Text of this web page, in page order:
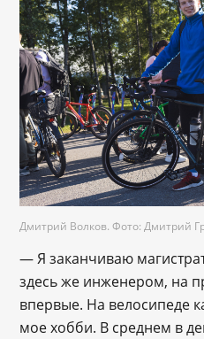
Дмитрий Волков. Фото: Дмитрий
— Я заканчиваю
здесь же инженером, на
впервые. На велосипеде
мое хобби. В среднем в